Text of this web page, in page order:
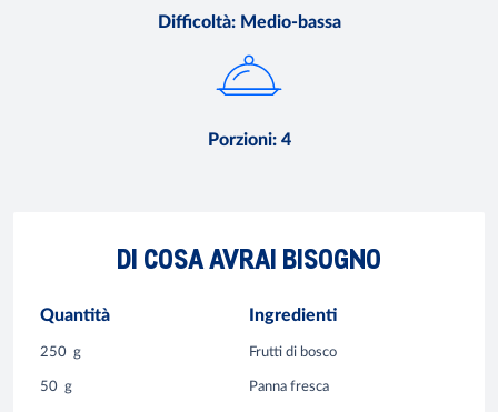
Difficoltà: Medio-bassa
Porzioni: 4
DI COSA AVRAI BISOGNO
Quantità Ingredienti
250 g Frutti di bosco
50 g Panna fresca